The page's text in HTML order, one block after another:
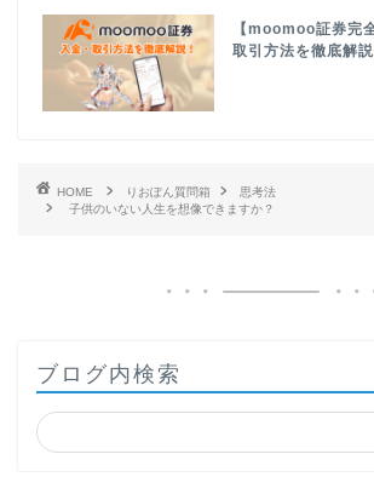
【moomoo証券完
取引方法を徹底解説
HOME りおぽん質問箱
思考法
子供のいない人生を想像できますか？
ブログ内検索